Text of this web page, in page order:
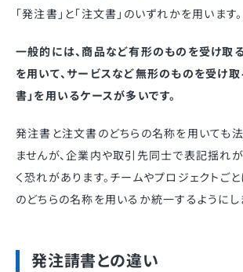
「発注書」と「注文書」のいずれかを用います。
一般的には、商品など有形のものを受け取る
を用いて、サービスなど無形のものを受け取
書」を用いるケースが多いです。
発注書と注文書のどちらの名称を用いても
ませんが、企業内や取引先同士で表記揺れ
く恐れがあります。チームやプロジェクトご
のどちらの名称を用いるか統一するようにし
発注請書との違い